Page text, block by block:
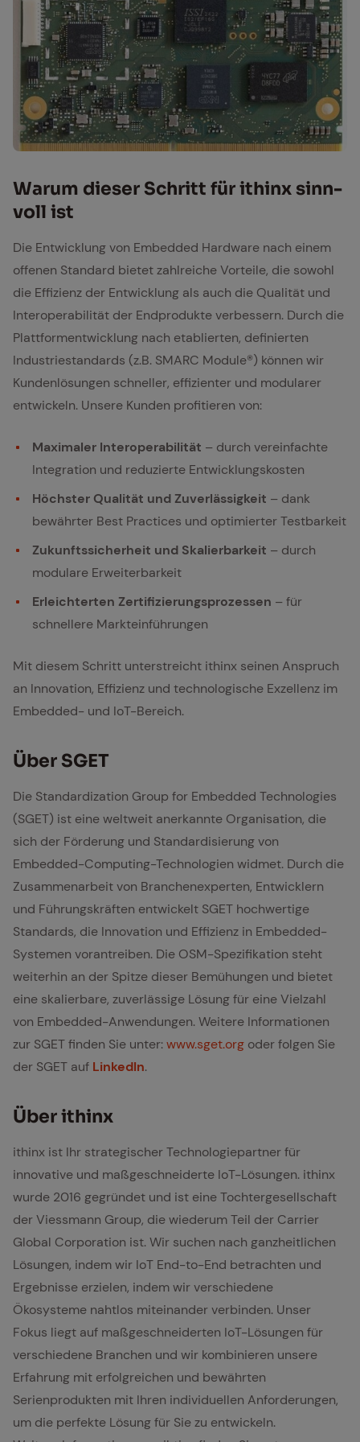
War­um die­ser Schritt für ithinx sinn­
voll ist
Die Entwicklung von Embedded Hardware nach einem
offenen Standard bietet zahlreiche Vorteile, die sowohl
die Effizienz der Entwicklung als auch die Qualität und
Interoperabilität der Endprodukte verbessern. Durch die
Plattformentwicklung nach etablierten, definierten
Industriestandards (z.B. SMARC Module®) können wir
Kundenlösungen schneller, effizienter und modularer
entwickeln. Unsere Kunden profitieren von:
Maximaler Interoperabilität – durch vereinfachte
Integration und reduzierte Entwicklungskosten
Höchster Qualität und Zuverlässigkeit – dank
bewährter Best Practices und optimierter Testbarkeit
Zukunftssicherheit und Skalierbarkeit – durch
modulare Erweiterbarkeit
Erleichterten Zertifizierungsprozessen – für
schnellere Markteinführungen
Mit diesem Schritt unterstreicht ithinx seinen Anspruch
an Innovation, Effizienz und technologische Exzellenz im
Embedded- und IoT-Bereich.
Über SGET
Die Standardization Group for Embedded Technologies
(SGET) ist eine weltweit anerkannte Organisation, die
sich der Förderung und Standardisierung von
Embedded-Computing-Technologien widmet. Durch die
Zusammenarbeit von Branchenexperten, Entwicklern
und Führungskräften entwickelt SGET hochwertige
Standards, die Innovation und Effizienz in Embedded-
Systemen vorantreiben. Die OSM-Spezifikation steht
weiterhin an der Spitze dieser Bemühungen und bietet
eine skalierbare, zuverlässige Lösung für eine Vielzahl
von Embedded-Anwendungen. Weitere Informationen
zur SGET finden Sie unter:www.sget.org oder folgen Sie
der SGET auf LinkedIn.
Über ithinx
ithinx ist Ihr strategischer Technologiepartner für
innovative und maßgeschneiderte IoT-Lösungen. ithinx
wurde 2016 gegründet und ist eine Tochtergesellschaft
der Viessmann Group, die wiederum Teil der Carrier
Global Corporation ist. Wir suchen nach ganzheitlichen
Lösungen, indem wir IoT End-to-End betrachten und
Ergebnisse erzielen, indem wir verschiedene
Ökosysteme nahtlos miteinander verbinden. Unser
Fokus liegt auf maßgeschneiderten IoT-Lösungen für
verschiedene Branchen und wir kombinieren unsere
Erfahrung mit erfolgreichen und bewährten
Serienprodukten mit Ihren individuellen Anforderungen,
um die perfekte Lösung für Sie zu entwickeln.